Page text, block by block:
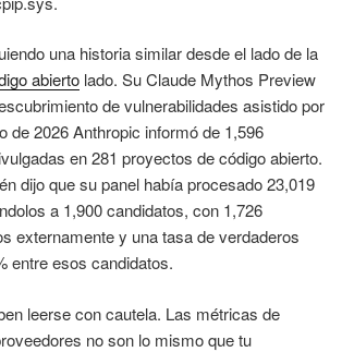
una historia similar desde el lado de la
abierto lado. Su Claude Mythos Preview
de vulnerabilidades asistido por
de 2026 Anthropic informó de 1,596
en 281 proyectos de código abierto.
dijo que su panel había procesado 23,019
a 1,900 candidatos, con 1,726
externamente y una tasa de verdaderos
entre esos candidatos.
leerse con cautela. Las métricas de
no son lo mismo que tu